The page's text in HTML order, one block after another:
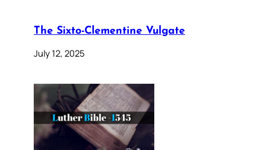
The Sixto-Clementine Vulgate
July 12, 2025